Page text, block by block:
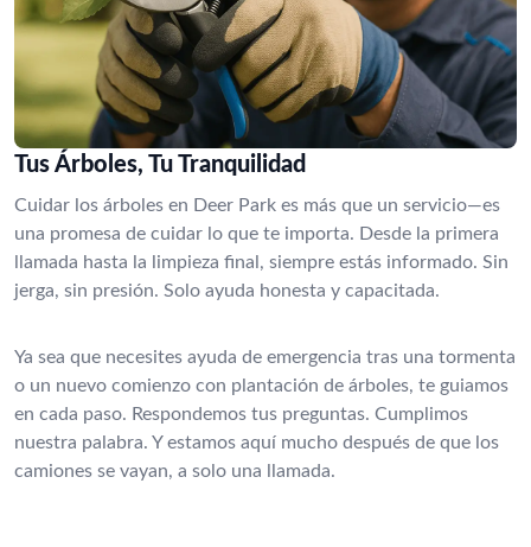
Tus Árboles, Tu Tranquilidad
Cuidar los árboles en Deer Park es más que un servicio—es
una promesa de cuidar lo que te importa. Desde la primera
llamada hasta la limpieza final, siempre estás informado. Sin
jerga, sin presión. Solo ayuda honesta y capacitada.
Ya sea que necesites ayuda de emergencia tras una tormenta
o un nuevo comienzo con plantación de árboles, te guiamos
en cada paso. Respondemos tus preguntas. Cumplimos
nuestra palabra. Y estamos aquí mucho después de que los
camiones se vayan, a solo una llamada.